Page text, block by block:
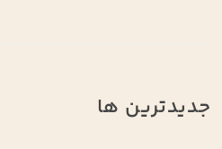
جدیدترین ها